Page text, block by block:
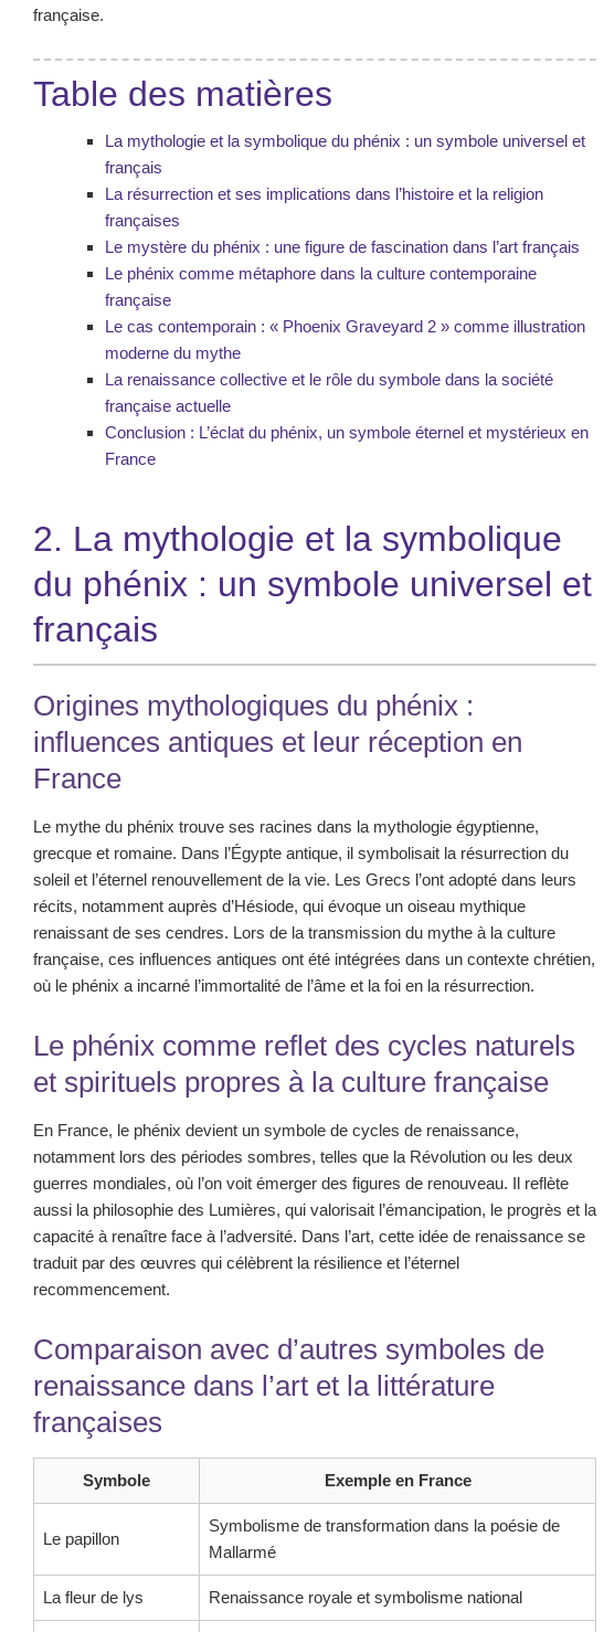
française.
Table des matières
La mythologie et la symbolique du phénix : un symbole universel et
français
La résurrection et ses implications dans l’histoire et la religion
françaises
Le mystère du phénix : une figure de fascination dans l’art français
Le phénix comme métaphore dans la culture contemporaine
française
Le cas contemporain : « Phoenix Graveyard 2 » comme illustration
moderne du mythe
La renaissance collective et le rôle du symbole dans la société
française actuelle
Conclusion : L’éclat du phénix, un symbole éternel et mystérieux en
France
2. La mythologie et la symbolique
du phénix : un symbole universel et
français
Origines mythologiques du phénix :
influences antiques et leur réception en
France
Le mythe du phénix trouve ses racines dans la mythologie égyptienne,
grecque et romaine. Dans l’Égypte antique, il symbolisait la résurrection du
soleil et l’éternel renouvellement de la vie. Les Grecs l’ont adopté dans leurs
récits, notamment auprès d’Hésiode, qui évoque un oiseau mythique
renaissant de ses cendres. Lors de la transmission du mythe à la culture
française, ces influences antiques ont été intégrées dans un contexte chrétien,
où le phénix a incarné l’immortalité de l’âme et la foi en la résurrection.
Le phénix comme reflet des cycles naturels
et spirituels propres à la culture française
En France, le phénix devient un symbole de cycles de renaissance,
notamment lors des périodes sombres, telles que la Révolution ou les deux
guerres mondiales, où l’on voit émerger des figures de renouveau. Il reflète
aussi la philosophie des Lumières, qui valorisait l’émancipation, le progrès et la
capacité à renaître face à l’adversité. Dans l’art, cette idée de renaissance se
traduit par des œuvres qui célèbrent la résilience et l’éternel
recommencement.
Comparaison avec d’autres symboles de
renaissance dans l’art et la littérature
françaises
Symbole Exemple en France
Le papillon
Symbolisme de transformation dans la poésie de
Mallarmé
La fleur de lys Renaissance royale et symbolisme national